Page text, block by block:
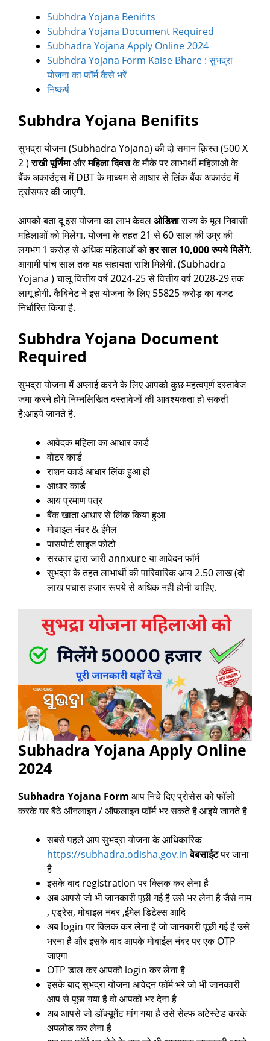
Subhdra Yojana Benifits
Subhdra Yojana Document Required
Subhadra Yojana Apply Online 2024
Subhdra Yojana Form Kaise Bhare : सुभद्रा
योजना का फॉर्म कैसे भरें
निष्कर्ष
Subhdra Yojana Benifits
सुभद्रा योजना (Subhadra Yojana) की दो समान क़िस्त (500 X
2 )राखी पूर्णिमाऔरमहिला दिवसके मौके पर लाभार्थी महिलाओं के
बैंक अकाउंट्स में DBT के माध्यम से आधार से लिंक बैंक अकाउंट में
ट्रांसफर की जाएगी.
आपको बता दू इस योजना का लाभ केवलओडिशाराज्य के मूल निवासी
महिलाओं को मिलेगा. योजना के तहत 21 से 60 साल की उम्र की
लगभग 1 करोड़ से अधिक महिलाओं कोहर साल 10,000 रुपये मिलेंगे.
आगामी पांच साल तक यह सहायता राशि मिलेगी. (Subhadra
Yojana ) चालू वित्तीय वर्ष 2024-25 से वित्तीय वर्ष 2028-29 तक
लागू होगी. कैबिनेट ने इस योजना के लिए 55825 करोड़ का बजट
निर्धारित किया है.
Subhdra Yojana Document
Required
सुभद्रा योजना में अप्लाई करने के लिए आपको कुछ महत्वपूर्ण दस्तावेज
जमा करने होंगे निम्नलिखित दस्तावेजों की आवश्यकता हो सकती
है:आइये जानते है.
आवेदक महिला का आधार कार्ड
वोटर कार्ड
राशन कार्ड आधार लिंक हुआ हो
आधार कार्ड
आय प्रमाण पत्र
बैंक खाता आधार से लिंक किया हुआ
मोबाइल नंबर & ईमेल
पासपोर्ट साइज फोटो
सरकार द्वारा जारी annxure या आवेदन फॉर्म
सुभद्रा के तहत लाभार्थी की पारिवारिक आय 2.50 लाख (दो
लाख पचास हजार रूपये से अधिक नहीं होनी चाहिए.
Subhadra Yojana Apply Online
2024
Subhadra Yojana Form आप निचे दिए प्रोसेस को फॉलो
करके घर बैठे ऑनलाइन / ऑफलाइन फॉर्म भर सकते है आइये जानते है
सबसे पहले आप सुभद्रा योजना के आधिकारिक
https://subhadra.odisha.gov.in वेबसाईटपर जाना
है
इसके बाद registration पर क्लिक कर लेना है
अब आपसे जो भी जानकारी पूछी गई है उसे भर लेना है जैसे नाम
, एड्रेस, मोबाइल नंबर ,ईमेल डिटेल्स आदि
अब login पर क्लिक कर लेना है जो जानकारी पूछी गई है उसे
भरना है और इसके बाद आपके मोबाईल नंबर पर एक OTP
जाएगा
OTP डाल कर आपको login कर लेना है
इसके बाद सुभद्रा योजना आवेदन फॉर्म भरे जो भी जानकारी
आप से पूछा गया है वो आपको भर देना है
अब आपसे जो डॉक्यूमेंट मांग गया है उसे सेल्फ अटेस्टेड करके
अपलोड कर लेना है